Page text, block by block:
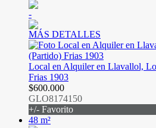
-
MÁS DETALLES
Local en Alquiler en Llavallol,
Frias 1903
$600.000
GLO8174150
+/- Favorito
48 m²